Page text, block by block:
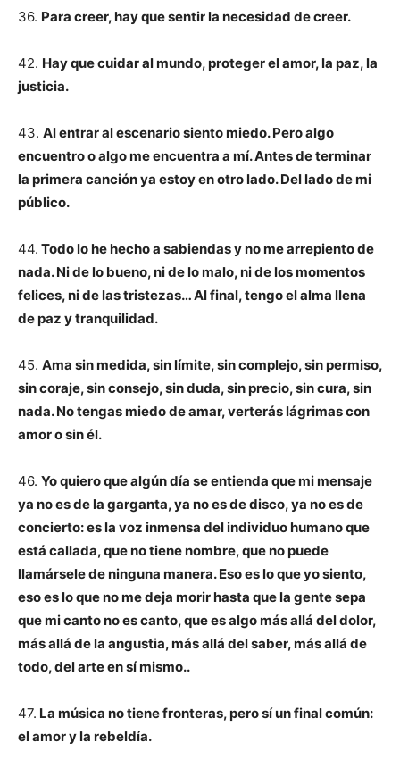
36. Para creer, hay que sentir la necesidad de creer.
42. Hay que cuidar al mundo, proteger el amor, la paz, la
justicia.
43. Al entrar al escenario siento miedo. Pero algo
encuentro o algo me encuentra a mí. Antes de terminar
la primera canción ya estoy en otro lado. Del lado de mi
público.
44. Todo lo he hecho a sabiendas y no me arrepiento de
nada. Ni de lo bueno, ni de lo malo, ni de los momentos
felices, ni de las tristezas… Al final, tengo el alma llena
de paz y tranquilidad.
45. Ama sin medida, sin límite, sin complejo, sin permiso,
sin coraje, sin consejo, sin duda, sin precio, sin cura, sin
nada. No tengas miedo de amar, verterás lágrimas con
amor o sin él.
46. Yo quiero que algún día se entienda que mi mensaje
ya no es de la garganta, ya no es de disco, ya no es de
concierto: es la voz inmensa del individuo humano que
está callada, que no tiene nombre, que no puede
llamársele de ninguna manera. Eso es lo que yo siento,
eso es lo que no me deja morir hasta que la gente sepa
que mi canto no es canto, que es algo más allá del dolor,
más allá de la angustia, más allá del saber, más allá de
todo, del arte en sí mismo..
47. La música no tiene fronteras, pero sí un final común:
el amor y la rebeldía.